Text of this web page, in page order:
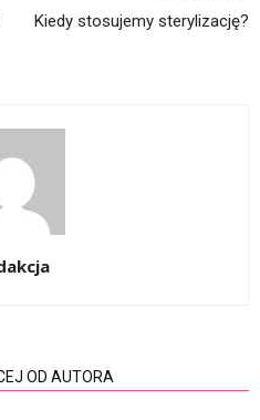
Kiedy stosujemy sterylizację?
OD AUTORA